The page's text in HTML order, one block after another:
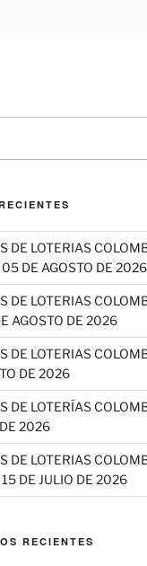
DE LOTERIAS
DE AGOSTO DE 2026
DE LOTERIAS
AGOSTO DE 2026
DE LOTERIAS
DE 2026
DE LOTERÍAS
2026
DE LOTERIAS
DE JULIO DE 2026
RECIENTES